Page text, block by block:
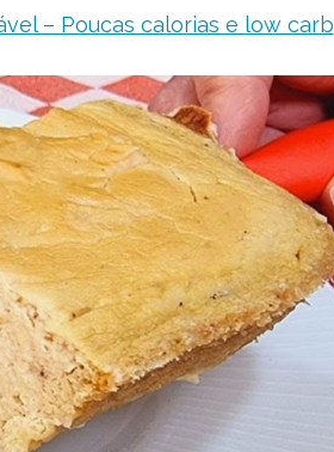
– Poucas calorias e low carb